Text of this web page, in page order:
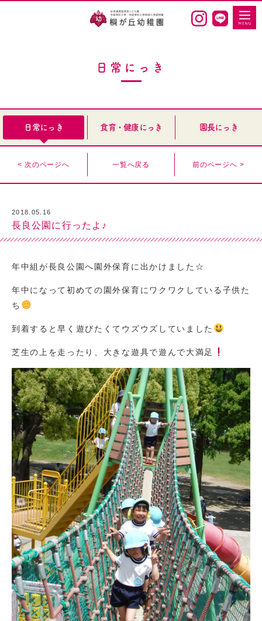
日常にっき
日常にっき 食育・健康にっき 園長にっき
< 次のページへ 一覧へ戻る 前のページへ >
2018.05.16
長良公園に行ったよ♪
年中組が長良公園へ園外保育に出かけました☆
年中になって初めての園外保育にワクワクしている子供た
ち
到着すると早く遊びたくてウズウズしていました
芝生の上を走ったり、大きな遊具で遊んで大満足